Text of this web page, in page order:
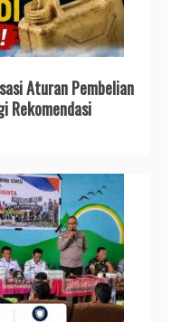
Aturan Pembelian
Rekomendasi